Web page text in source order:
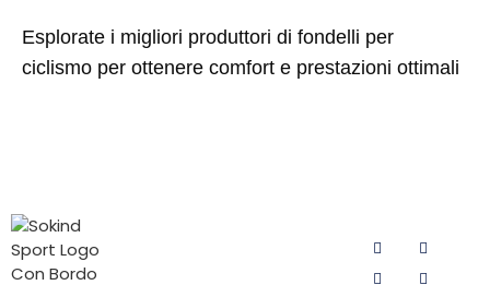
Esplorate i migliori produttori di fondelli per
ciclismo per ottenere comfort e prestazioni ottimali
sokind@sokindsport.com